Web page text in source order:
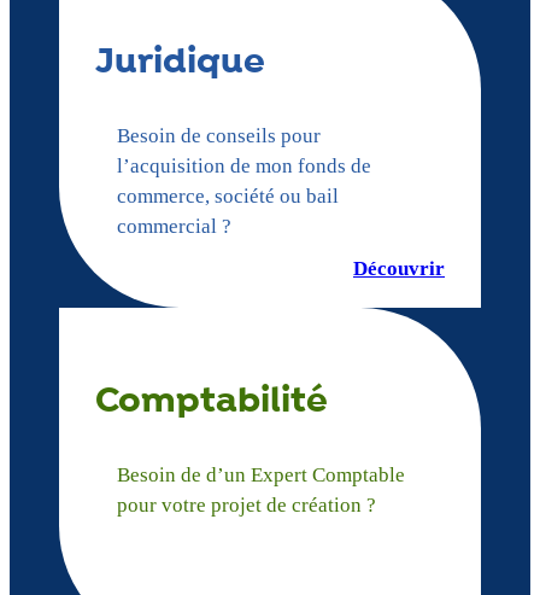
Juridique
Besoin de conseils pour
l’acquisition de mon fonds de
commerce, société ou bail
commercial ?
Découvrir
Comptabilité
Besoin de d’un Expert Comptable
pour votre projet de création ?